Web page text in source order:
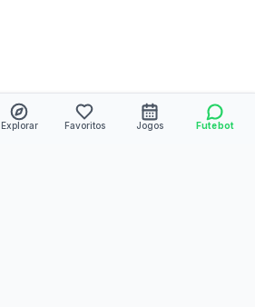
Explorar Favoritos Jogos Futebot